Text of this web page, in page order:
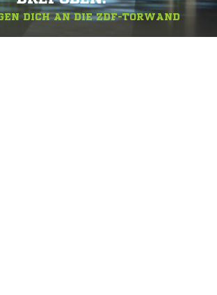
DICH AN DIE ZDF-TORWAND